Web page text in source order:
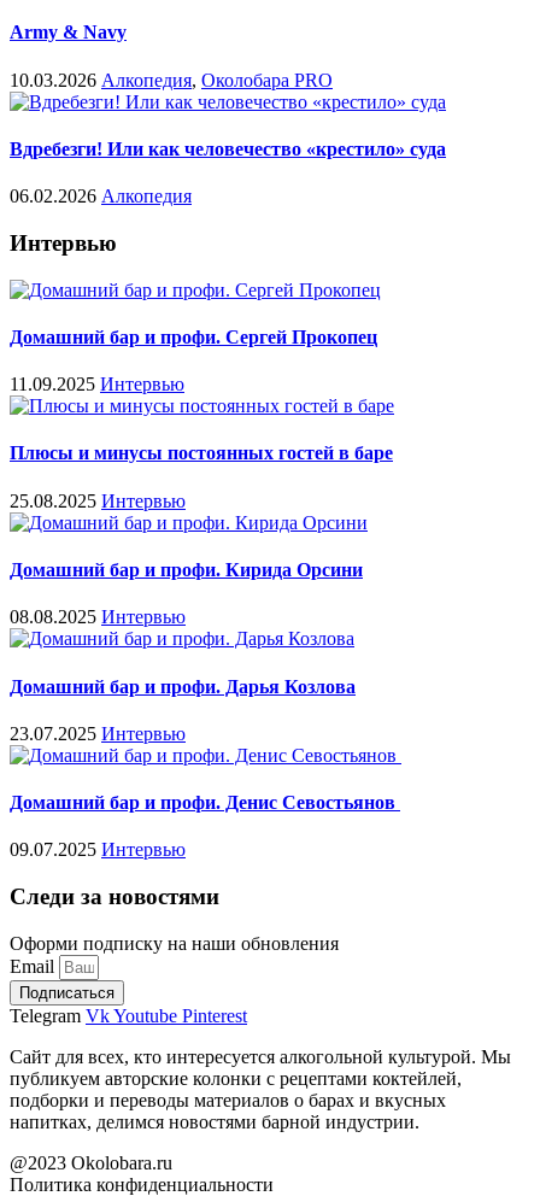
Army & Navy
10.03.2026 Алкопедия, Околобара PRO
Вдребезги! Или как человечество «крестило» суда
06.02.2026 Алкопедия
Интервью
Домашний бар и профи. Сергей Прокопец
11.09.2025 Интервью
Плюсы и минусы постоянных гостей в баре
25.08.2025 Интервью
Домашний бар и профи. Кирида Орсини
08.08.2025 Интервью
Домашний бар и профи. Дарья Козлова
23.07.2025 Интервью
Домашний бар и профи. Денис Севостьянов
09.07.2025 Интервью
Следи за новостями
Оформи подписку на наши обновления
Email
Подписаться
Telegram VkYoutube Pinterest
Сайт для всех, кто интересуется алкогольной культурой. Мы
публикуем авторские колонки с рецептами коктейлей,
подборки и переводы материалов о барах и вкусных
напитках, делимся новостями барной индустрии.
@2023 Okolobara.ru
Политика конфиденциальности